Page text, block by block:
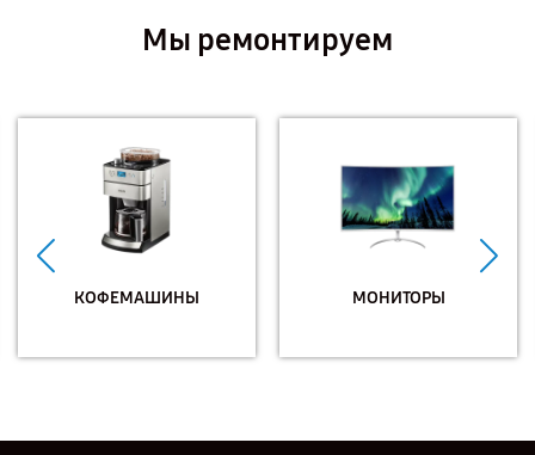
Мы ремонтируем
КОФЕМАШИНЫ МОНИТОРЫ